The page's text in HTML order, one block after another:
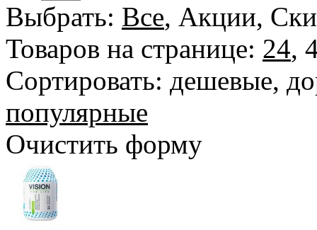
Выбрать: Все, Акции,
Товаров на странице: 24,
Сортировать: дешевые,
популярные
Очистить форму